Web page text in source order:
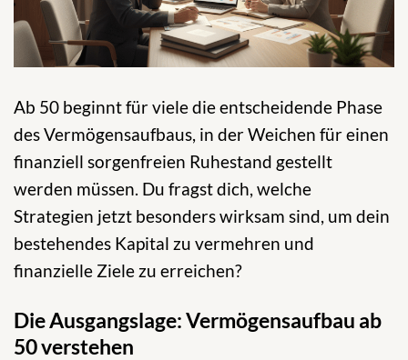
Ab 50 beginnt für viele die entscheidende Phase
des Vermögensaufbaus, in der Weichen für einen
finanziell sorgenfreien Ruhestand gestellt
werden müssen. Du fragst dich, welche
Strategien jetzt besonders wirksam sind, um dein
bestehendes Kapital zu vermehren und
finanzielle Ziele zu erreichen?
Die Ausgangslage: Vermögensaufbau ab
50 verstehen